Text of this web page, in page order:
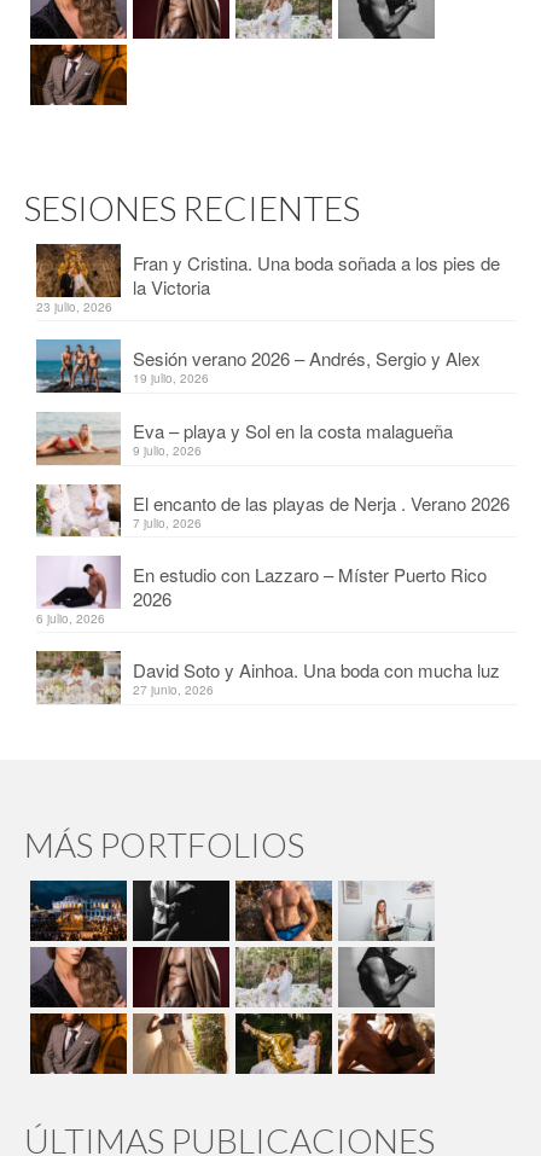
SESIONES RECIENTES
Fran y Cristina. Una boda soñada a los pies de
la Victoria
23 julio, 2026
Sesión verano 2026 – Andrés, Sergio y Alex
19 julio, 2026
Eva – playa y Sol en la costa malagueña
9 julio, 2026
El encanto de las playas de Nerja . Verano 2026
7 julio, 2026
En estudio con Lazzaro – Míster Puerto Rico
2026
6 julio, 2026
David Soto y Ainhoa. Una boda con mucha luz
27 junio, 2026
MÁS PORTFOLIOS
ÚLTIMAS PUBLICACIONES